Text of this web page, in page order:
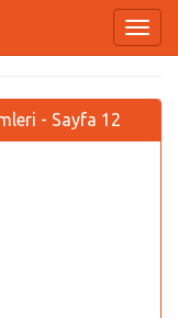
- Sayfa 12